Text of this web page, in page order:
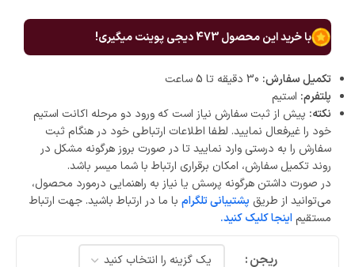
با خرید این محصول473دیجی پوینت میگیری!
تکمیل سفارش:
پلتفرم: استیم
نکته: پیش از ثبت سفارش نیاز است که ورود دو مرحله اکانت استیم
خود را غیرفعال نمایید. لطفا اطلاعات ارتباطی خود در هنگام ثبت
سفارش را به درستی وارد نمایید تا در صورت بروز هرگونه مشکل در
روند تکمیل سفارش، امکان برقراری ارتباط با شما میسر باشد.
در صورت داشتن هرگونه پرسش یا نیاز به راهنمایی درمورد محصول،
می‌توانید از طریق پشتیبانی تلگرام با ما در ارتباط باشید. جهت ارتباط
مستقیم اینجا کلیک کنید.
ریجن